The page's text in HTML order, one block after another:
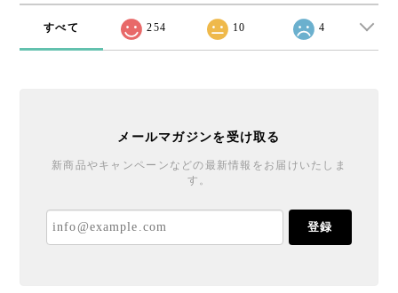
すべて 254 10 4
メールマガジンを受け取る
新商品やキャンペーンなどの最新情報をお届けいたしま
す。
登録